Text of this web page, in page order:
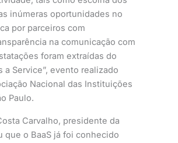
inúmeras oportunidades no
por parceiros com
na comunicação com
foram extraídas do
a Service”, evento realizado
Nacional das Instituições
Paulo.
Carvalho, presidente da
que o BaaS já foi conhecido